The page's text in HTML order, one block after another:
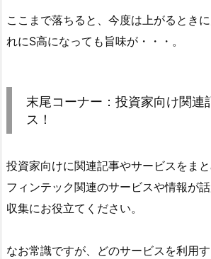
ここまで落ちると、今度は上がるとき
れにS高になっても旨味が・・・。
末尾コーナー：投資家向け関連
ス！
投資家向けに関連記事やサービスをま
フィンテック関連のサービスや情報が
収集にお役立てください。
なお常識ですが、どのサービスを利用